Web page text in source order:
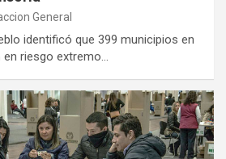
General
identificó que 399 municipios en
en riesgo extremo…